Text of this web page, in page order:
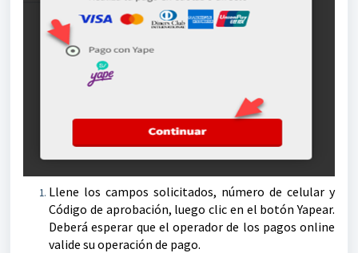
Llene los campos solicitados, número de celular y
Código de aprobación, luego clic en el botón Yapear.
Deberá esperar que el operador de los pagos online
valide su operación de pago.